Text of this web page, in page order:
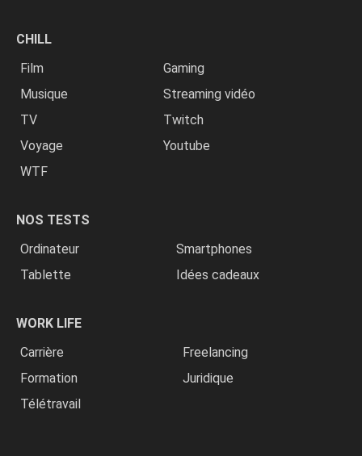
CHILL
Film
Gaming
Musique
Streaming vidéo
TV
Twitch
Voyage
Youtube
WTF
NOS TESTS
Ordinateur
Smartphones
Tablette
Idées cadeaux
WORK LIFE
Carrière
Freelancing
Formation
Juridique
Télétravail